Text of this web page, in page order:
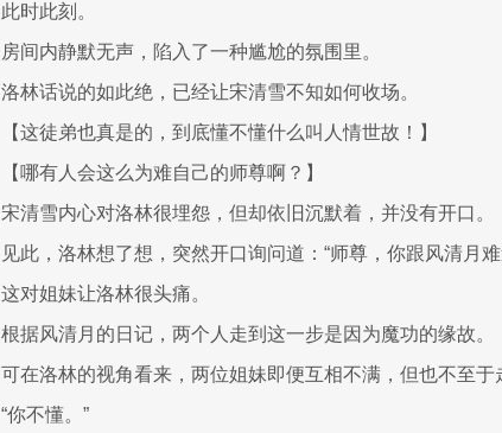
此时此刻。
房间内静默无声，陷入了一种尴尬的氛围里。
洛林话说的如此绝，已经让宋清雪不知如何收场。
【这徒弟也真是的，到底懂不懂什么叫人情世故！】
【哪有人会这么为难自己的师尊啊？】
宋清雪内心对洛林很埋怨，但却依旧沉默着，并没有开口。
见此，洛林想了想，突然开口询问道：“师尊，你跟风清月
这对姐妹让洛林很头痛。
根据风清月的日记，两个人走到这一步是因为魔功的缘故。
可在洛林的视角看来，两位姐妹即便互相不满，但也不至于
“你不懂。”